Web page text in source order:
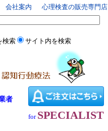
心理検査の販売専門店
会社案内
検索 サイト内を検索
者
for SPECIALIST